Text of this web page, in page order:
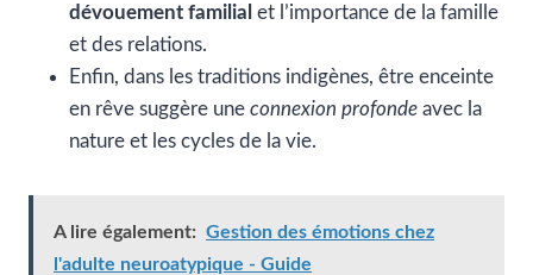
dévouement familial et l’importance de la famille
et des relations.
Enfin, dans les traditions indigènes, être enceinte
en rêve suggère une connexion profonde avec la
nature et les cycles de la vie.
A lire également: Gestion des émotions chez
l'adulte neuroatypique - Guide